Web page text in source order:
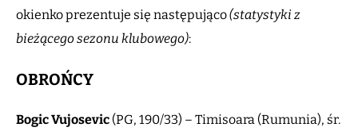
okienko prezentuje się następująco(statystyki z
bieżącego sezonu klubowego):
OBROŃCY
BogicVujosevic (PG, 190/33) – Timisoara (Rumunia), śr.